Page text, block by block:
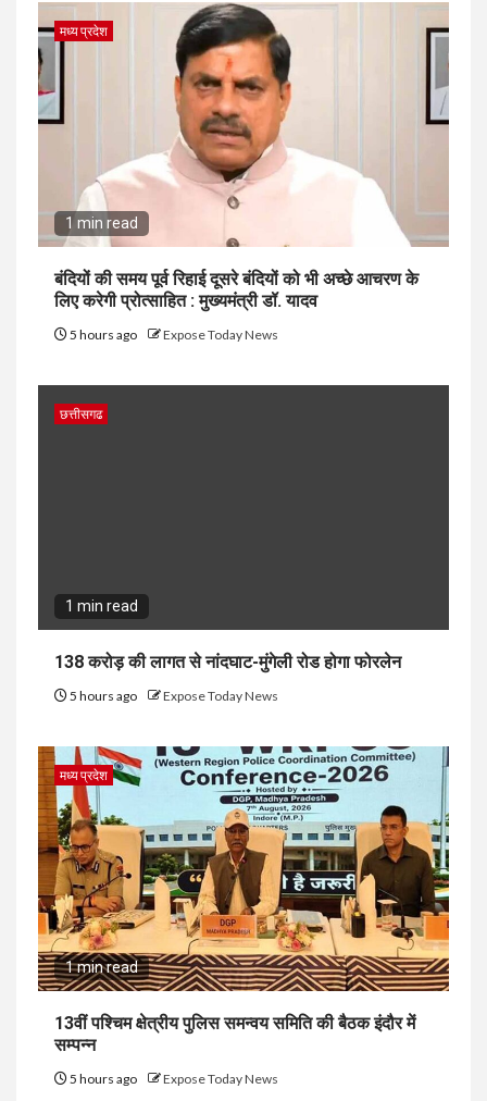
मध्य प्रदेश
1 min read
बंदियों की समय पूर्व रिहाई दूसरे बंदियों को भी अच्छे आचरण के
लिए करेगी प्रोत्साहित : मुख्यमंत्री डॉ. यादव
5 hours ago Expose Today News
छत्तीसगढ
1 min read
138 करोड़ की लागत से नांदघाट-मुंगेली रोड होगा फोरलेन
5 hours ago Expose Today News
मध्य प्रदेश
1 min read
13वीं पश्चिम क्षेत्रीय पुलिस समन्वय समिति की बैठक इंदौर में
सम्पन्न
5 hours ago Expose Today News